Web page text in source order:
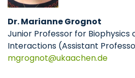
Dr. Marianne Grognot
Junior Professor for
Interactions (Assistant
mgrognot
ukaachende